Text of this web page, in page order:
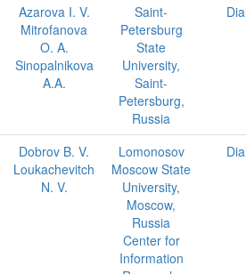
Azarova I. V.
Mitrofanova
O. A.
Sinopalnikova
A.A.
Saint-
Petersburg
State
University,
Saint-
Petersburg,
Russia
Dobrov B. V.
Loukachevitch
N. V.
Lomonosov
Moscow State
University,
Moscow,
Russia
Center for
Information